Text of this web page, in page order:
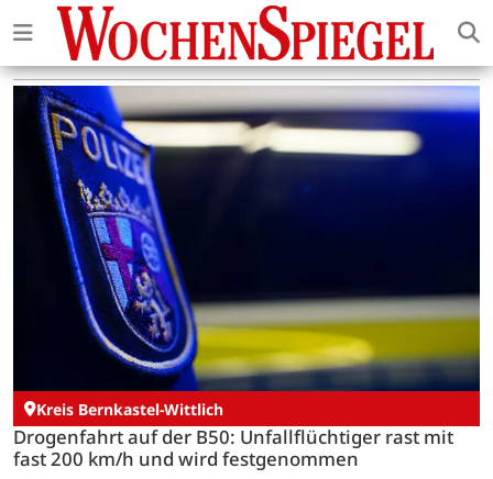
Kreis Bernkastel-Wittlich
Drogenfahrt auf der B50: Unfallflüchtiger rast mit
fast 200 km/h und wird festgenommen